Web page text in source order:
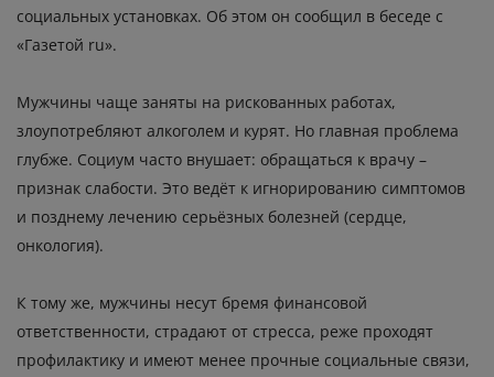
социальных установках. Об этом он сообщил в беседе с
«Газетой ru».
Мужчины чаще заняты на рискованных работах,
злоупотребляют алкоголем и курят. Но главная проблема
глубже. Социум часто внушает: обращаться к врачу –
признак слабости. Это ведёт к игнорированию симптомов
и позднему лечению серьёзных болезней (сердце,
онкология).
К тому же, мужчины несут бремя финансовой
ответственности, страдают от стресса, реже проходят
профилактику и имеют менее прочные социальные связи,